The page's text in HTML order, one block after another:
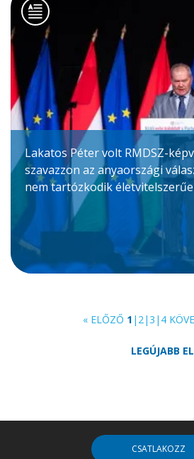
Lakatos Péter volt RMDSZ-
szavazzon az anyaországi
nem tartózkodik
« ELŐZŐ 1 | 2 |3 | 4
LEGÚJABB
CSATLAKOZZ